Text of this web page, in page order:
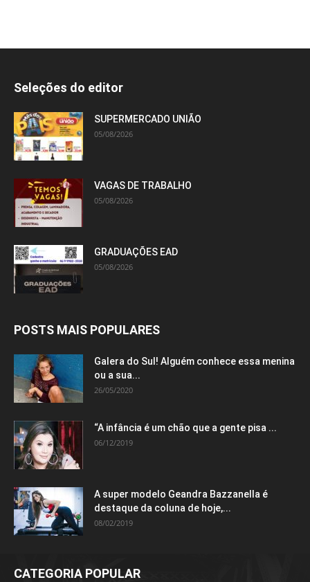
Seleções do editor
SUPERMERCADO UNIÃO
05/08/2026
VAGAS DE TRABALHO
05/08/2026
GRADUAÇÕES EAD
05/08/2026
POSTS MAIS POPULARES
Galera do Sul! Alguém conhece essa menina
ou a sua...
26/05/2020
“A infância é um chão que a gente pisa ...
06/12/2019
A super modelo Geandra Bazzanella é
destaque da coluna de hoje,...
08/02/2019
CATEGORIA POPULAR